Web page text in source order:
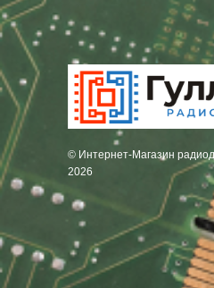
© Интернет-Магазин
2026